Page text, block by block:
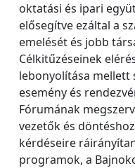
oktatási és ipari
elősegítve ezáltal a
emelését és jobb
Célkitűzéseinek
lebonyolítása mellett
esemény és
Fórumának
vezetők és
kérdéseire
programok, a